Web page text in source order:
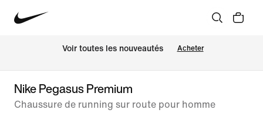
Voir toutes les nouveautés Acheter
Nike Pegasus Premium
Chaussure de running sur route pour homme